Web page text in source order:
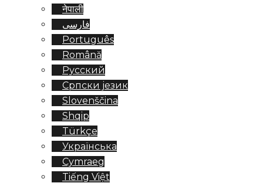
नेपाली
فارسی
Português
Română
Русский
Српски језик
Slovenščina
Shqip
Türkçe
Українська
Cymraeg
Tiếng Việt